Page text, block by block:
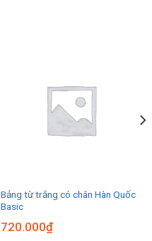
Bảng từ trắng có chân Hàn Quốc
Basic
720.000₫